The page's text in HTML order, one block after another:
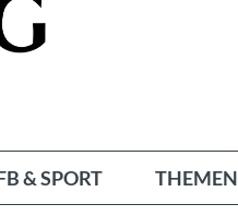
& SPORT THEMEN